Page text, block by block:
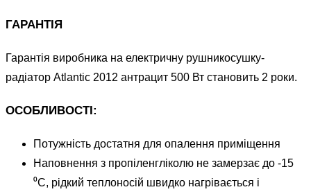
ГАРАНТІЯ
Гарантія виробника на електричну рушникосушку-
радіатор Atlantic 2012 антрацит 500 Вт становить 2 роки.
ОСОБЛИВОСТІ:
Потужність достатня для опалення приміщення
Наповнення з пропіленгліколю не замерзає до -15
⁰С, рідкий теплоносій швидко нагрівається і